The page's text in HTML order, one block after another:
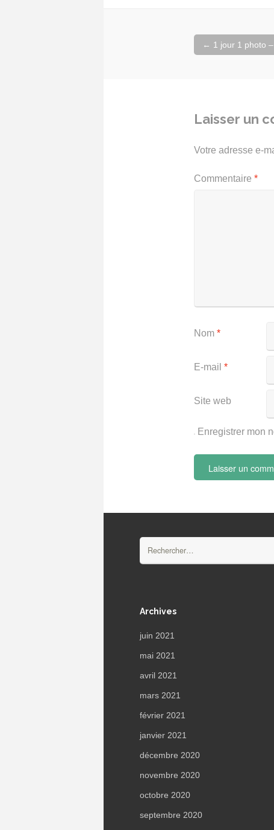
Navigation
← 1 jour 1 photo
Laisser un
Votre adresse e-
Commentaire *
Nom *
E-mail *
Site web
Enregistrer mon
Archives
juin 2021
mai 2021
avril 2021
mars 2021
février 2021
janvier 2021
décembre 2020
novembre 2020
octobre 2020
septembre 2020